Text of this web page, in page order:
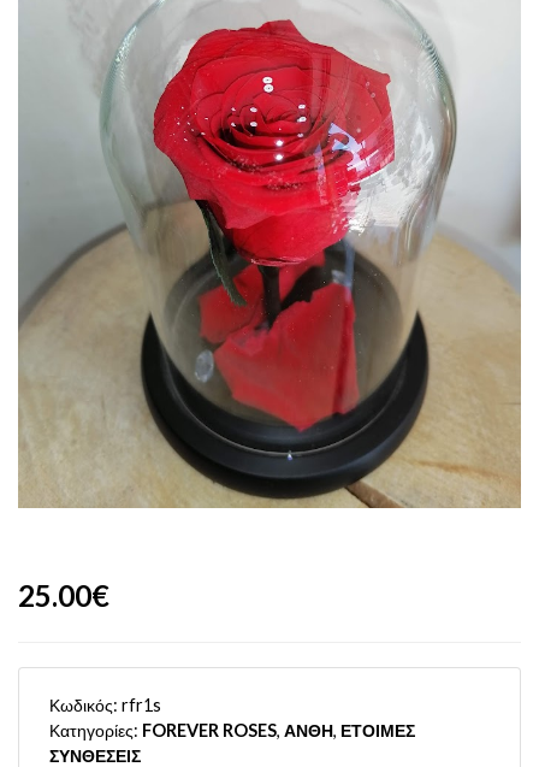
25.00€
Κωδικός: rfr1s
Κατηγορίες: FOREVER ROSES, ΑΝΘΗ, ΕΤΟΙΜΕΣ
ΣΥΝΘΕΣΕΙΣ